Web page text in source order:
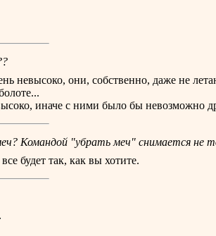
невысоко, они, собственно, даже не
иначе с ними было бы невозможно
Командой "убрать меч" снимается не
будет так, как вы хотите.